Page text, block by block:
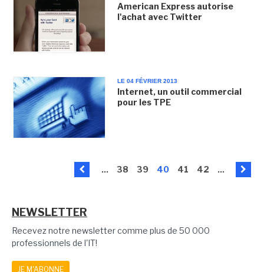
American Express autorise
l'achat avec Twitter
LE 04 FÉVRIER 2013
Internet, un outil commercial
pour les TPE
... 38 39 40 41 42 ...
NEWSLETTER
Recevez notre newsletter comme plus de 50 000
professionnels de l'IT!
JE M'ABONNE